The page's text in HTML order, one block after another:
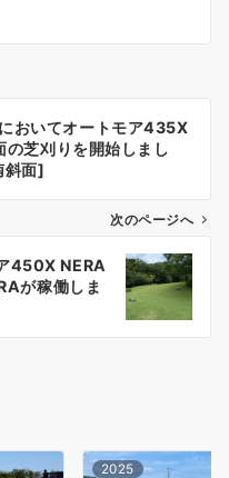
おいてオートモア435X
芝刈りを開始しまし
斜面]
次のページへ
450X NERA
が稼働しま
2025